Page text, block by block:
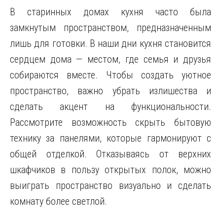
В старинных домах кухня часто была
замкнутым пространством, предназначенным
лишь для готовки. В наши дни кухня становится
сердцем дома — местом, где семья и друзья
собираются вместе. Чтобы создать уютное
пространство, важно убрать излишества и
сделать акцент на функциональности.
Рассмотрите возможность скрыть бытовую
технику за панелями, которые гармонируют с
общей отделкой. Отказываясь от верхних
шкафчиков в пользу открытых полок, можно
выиграть пространство визуально и сделать
комнату более светлой.